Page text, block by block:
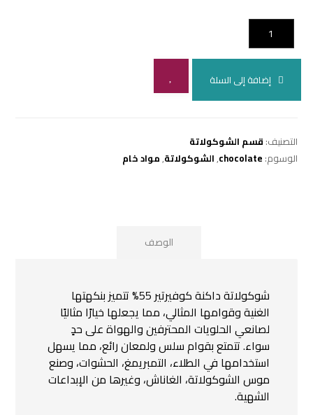
إضافة إلى السلة
التصنيف: قسم الشوكولاتة
الوسوم: chocolate
,الشوكولاتة,مواد خام
الوصف
شوكولاتة داكنة كوفيرتير 55% تتميز بنكهتها
الغنية وقوامها المثالي، مما يجعلها خيارًا مثاليًا
لصانعي الحلويات المحترفين والهواة على حدٍ
سواء. تتمتع بقوام سلس ولمعان رائع، مما يسهل
استخدامها في الطلاء، التمبريمغ، الحشوات، وصنع
موس الشوكولاتة، الغاناش، وغيرها من الإبداعات
الشهية.